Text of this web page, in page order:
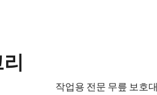
작업용 전문 무릎 보호대